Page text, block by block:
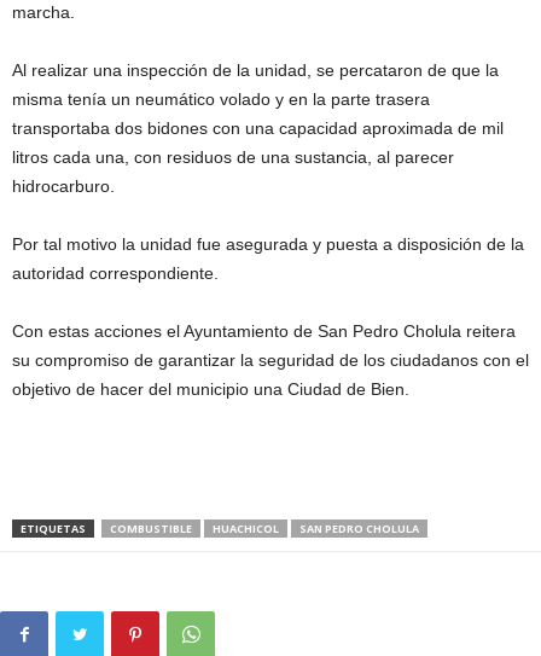
marcha.
Al realizar una inspección de la unidad, se percataron de que la
misma tenía un neumático volado y en la parte trasera
transportaba dos bidones con una capacidad aproximada de mil
litros cada una, con residuos de una sustancia, al parecer
hidrocarburo.
Por tal motivo la unidad fue asegurada y puesta a disposición de la
autoridad correspondiente.
Con estas acciones el Ayuntamiento de San Pedro Cholula reitera
su compromiso de garantizar la seguridad de los ciudadanos con el
objetivo de hacer del municipio una Ciudad de Bien.
ETIQUETAS COMBUSTIBLE HUACHICOL SAN PEDRO CHOLULA